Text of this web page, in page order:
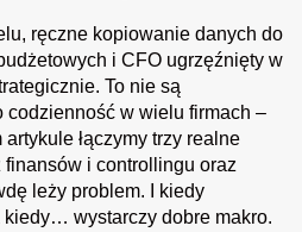
ręczne kopiowanie danych do
i CFO ugrzęźnięty w
To nie są
codzienność w wielu firmach –
łączymy trzy realne
finansów i controllingu oraz
leży problem. I kiedy
kiedy… wystarczy dobre makro.